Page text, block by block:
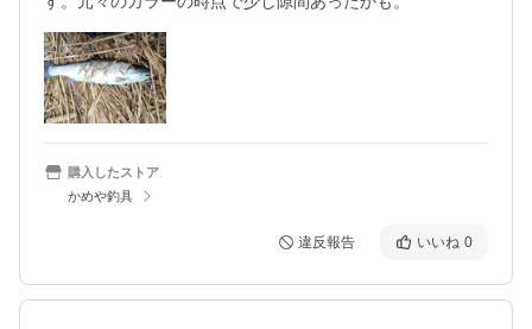
購入したストア
かめや釣具
違反報告 いいね 0